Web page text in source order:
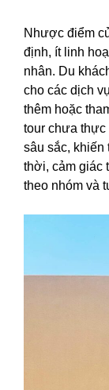
Nhược điểm
định, ít linh
nhân. Du
cho các dịch
thêm hoặc
tour chưa thực
sâu sắc, khiến
thời, cảm giác
theo nhóm và